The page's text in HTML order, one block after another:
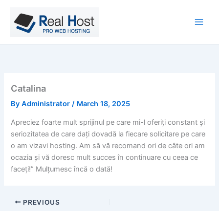
content
Catalina
ByAdministrator/ March 18, 2025
Apreciez foarte mult sprijinul pe care mi-l oferiți constant și
seriozitatea de care dați dovadă la fiecare solicitare pe care
o am vizavi hosting. Am să vă recomand ori de câte ori am
ocazia și vă doresc mult succes în continuare cu ceea ce
faceți!” Mulțumesc încă o dată!
PREVIOUS